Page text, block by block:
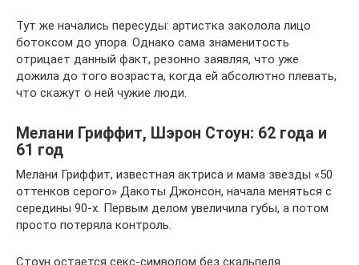
Тут же начались пересуды: артистка заколола лицо
ботоксом до упора. Однако сама знаменитость
отрицает данный факт, резонно заявляя, что уже
дожила до того возраста, когда ей абсолютно плевать,
что скажут о ней чужие люди.
Мелани Гриффит, Шэрон Стоун: 62 года и
61 год
Мелани Гриффит, известная актриса и мама звезды «50
оттенков серого» Дакоты Джонсон, начала меняться с
середины 90-х. Первым делом увеличила губы, а потом
просто потеряла контроль.
Стоун остается секс-символом без скальпеля.